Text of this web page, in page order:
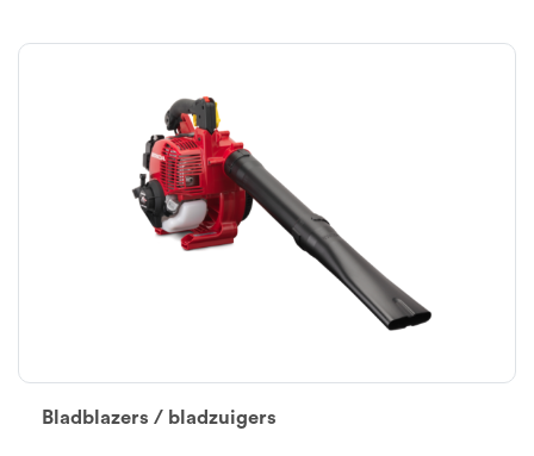
Bladblazers / bladzuigers